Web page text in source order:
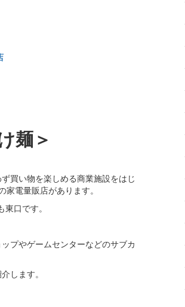
麺＞
買い物を楽しめる商業施設をはじ
電量販店があります。
口です。
プやゲームセンターなどのサブカ
します。